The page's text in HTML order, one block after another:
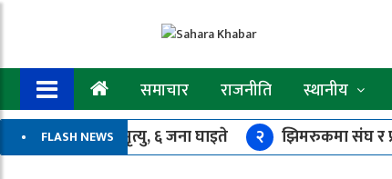
समाचार राजनीति स्थानीय
FLASH NEWS
दुर्घटना : एकको मृत्यु, ६ जना घाइते २ झिमरुकमा संघ र